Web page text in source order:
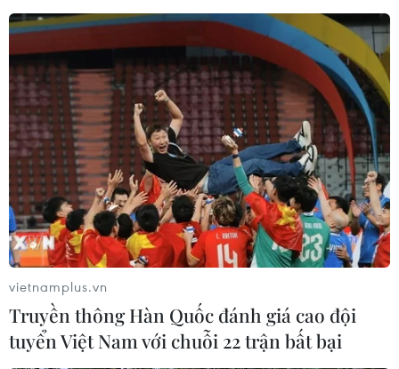
vietnamplus.vn
Truyền thông Hàn Quốc đánh giá cao đội
tuyển Việt Nam với chuỗi 22 trận bất bại